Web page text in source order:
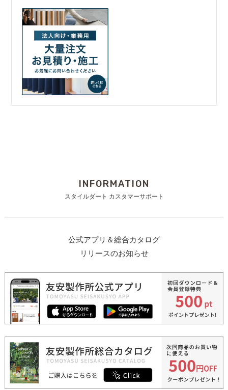
INFORMATION
スタイルダート カスタマーサポート
公式アプリ＆総合カタログ
リリースのお知らせ